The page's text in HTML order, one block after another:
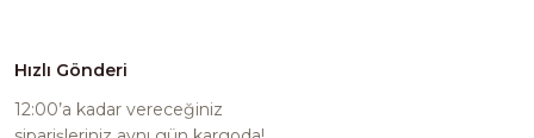
Hızlı Gönderi
12:00’a kadar vereceğiniz